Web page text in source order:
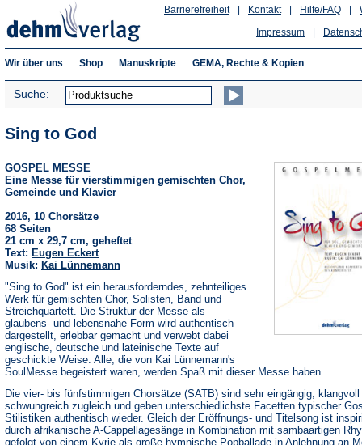
Hilfe/FAQ
Kontakt
Barrierefreiheit
Impressum
Wir über uns Shop Manuskripte GEMA, Rechte & Kopien
Suche:
Sing to God
GOSPEL MESSE
Eine Messe für vierstimmigen gemischten Chor,
Gemeinde und Klavier
2016, 10 Chorsätze
68 Seiten
21 cm x 29,7 cm, geheftet
Text: Eugen Eckert
Musik: Kai Lünnemann
"Sing to God" ist ein herausforderndes, zehnteiliges
Werk für gemischten Chor, Solisten, Band und
Streichquartett. Die Struktur der Messe als
glaubens- und lebensnahe Form wird authentisch
dargestellt, erlebbar gemacht und verwebt dabei
englische, deutsche und lateinische Texte auf
geschickte Weise. Alle, die von Kai Lünnemann's
SoulMesse begeistert waren, werden Spaß mit dieser Messe haben.
Die vier- bis fünfstimmigen Chorsätze (SATB) sind sehr eingängig, klangvoll
schwungreich zugleich und geben unterschiedlichste Facetten typischer
Stilistiken authentisch wieder. Gleich der Eröffnungs- und Titelsong ist
durch afrikanische A-Cappellagesänge in Kombination mit sambaartigen
gefolgt von einem Kyrie als große hymnische Popballade in Anlehnung an